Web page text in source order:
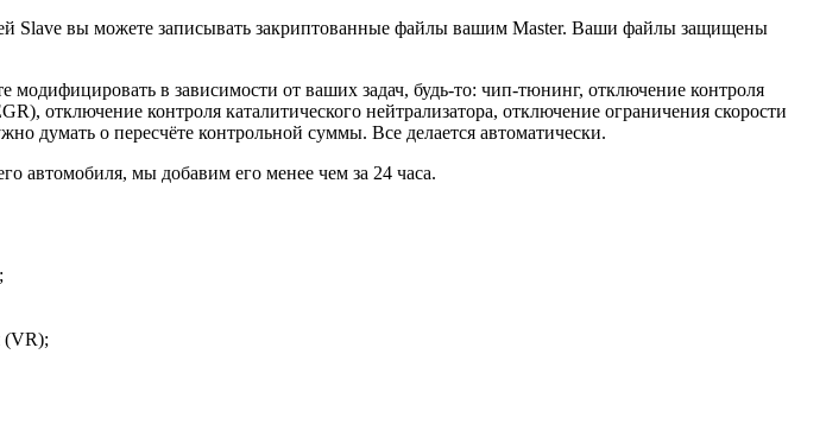
Slave вы можете записывать закриптованные файлы вашим Master. Ваши файлы защищены
в зависимости от ваших задач, будь-то: чип-тюнинг, отключение контроля
отключение контроля каталитического нейтрализатора, отключение ограничения скорости
думать о пересчёте контрольной суммы. Все делается автоматически.
автомобиля, мы добавим его менее чем за 24 часа.
(VR);